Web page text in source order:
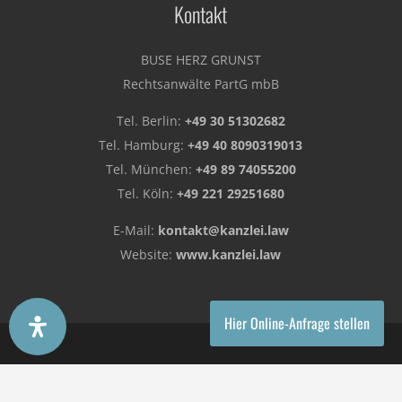
Hier Online-Anfrage stellen
Kontakt
BUSE HERZ GRUNST
Rechtsanwälte PartG mbB
Tel. Berlin: +49 30 51302682
Tel. Hamburg:+49 40 8090319013
Tel. München: +49 89 74055200
Tel. Köln: +49 221 29251680
E-Mail: kontakt@kanzlei.law
Website:www.kanzlei.law